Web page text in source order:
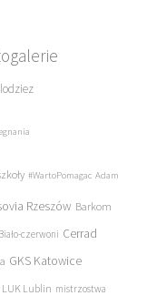
#WartoPomagac Adam
Rzeszów Barkom
Biało-czerwoni Cerrad
GKS Katowice
LUK Lublin mistrzostwa